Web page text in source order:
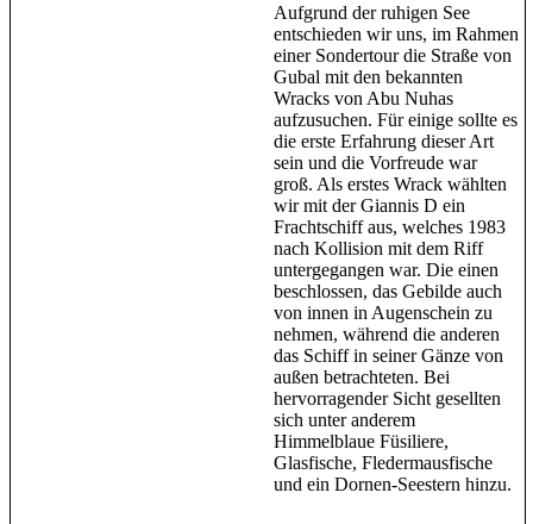
Aufgrund der ruhigen See
entschieden wir uns, im Rahmen
einer Sondertour die Straße von
Gubal mit den bekannten
Wracks von Abu Nuhas
aufzusuchen. Für einige sollte es
die erste Erfahrung dieser Art
sein und die Vorfreude war
groß. Als erstes Wrack wählten
wir mit der Giannis D ein
Frachtschiff aus, welches 1983
nach Kollision mit dem Riff
untergegangen war. Die einen
beschlossen, das Gebilde auch
von innen in Augenschein zu
nehmen, während die anderen
das Schiff in seiner Gänze von
außen betrachteten. Bei
hervorragender Sicht gesellten
sich unter anderem
Himmelblaue Füsiliere,
Glasfische, Fledermausfische
und ein Dornen-Seestern hinzu.